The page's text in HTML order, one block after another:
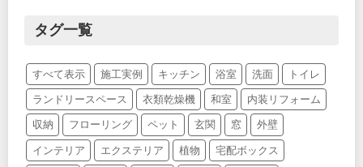
タグ一覧
すべて表示 施工実例 キッチン 浴室 洗面 トイレ
ランドリースペース 衣類乾燥機 和室 内装リフォーム
収納 フローリング ペット 玄関 窓 外壁
インテリア エクステリア 植物 宅配ボックス